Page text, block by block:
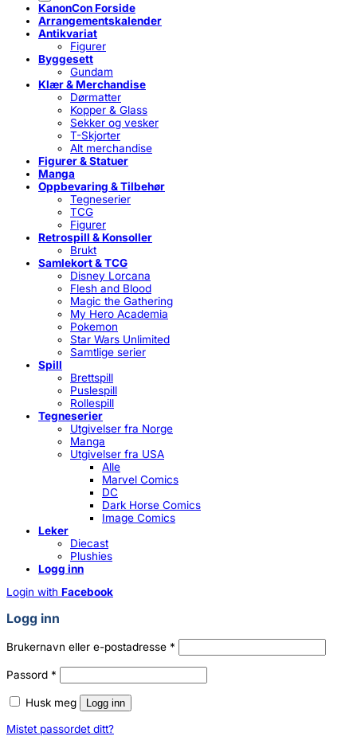
KanonCon Forside
Arrangementskalender
Antikvariat
Figurer
Byggesett
Gundam
Klær & Merchandise
Dørmatter
Kopper & Glass
Sekker og vesker
T-Skjorter
Alt merchandise
Figurer & Statuer
Manga
Oppbevaring & Tilbehør
Tegneserier
TCG
Figurer
Retrospill & Konsoller
Brukt
Samlekort & TCG
Disney Lorcana
Flesh and Blood
Magic the Gathering
My Hero Academia
Pokemon
Star Wars Unlimited
Samtlige serier
Spill
Brettspill
Puslespill
Rollespill
Tegneserier
Utgivelser fra Norge
Manga
Utgivelser fra USA
Alle
Marvel Comics
DC
Dark Horse Comics
Image Comics
Leker
Diecast
Plushies
Logg inn
Login with Facebook
Logg inn
Brukernavn eller e-postadresse *
Passord *
Husk meg Logg inn
Mistet passordet ditt?